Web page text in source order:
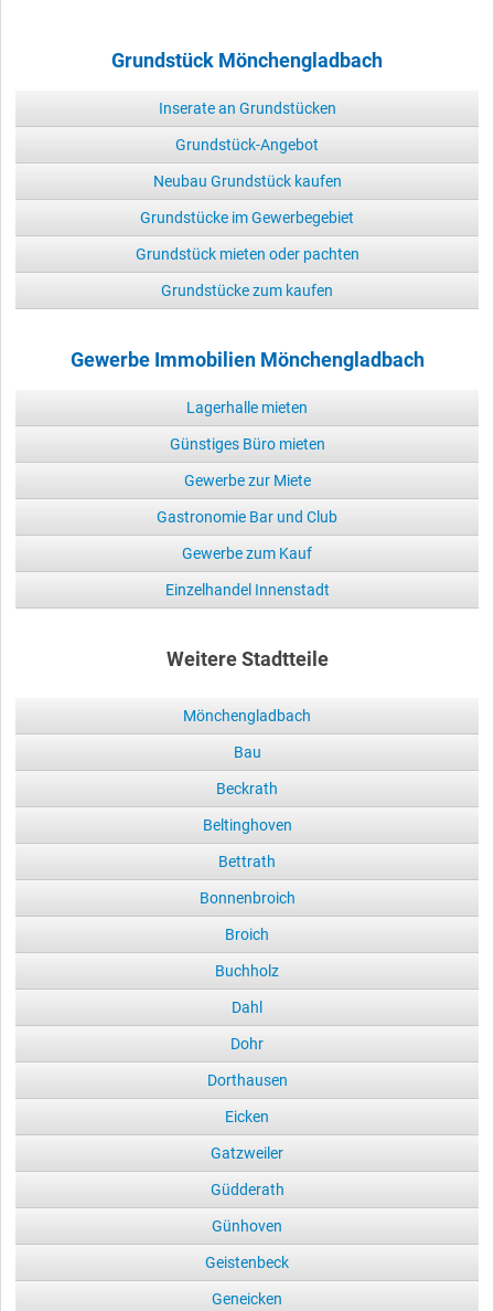
Grundstück Mönchengladbach
Inserate an Grundstücken
Grundstück-Angebot
Neubau Grundstück kaufen
Grundstücke im Gewerbegebiet
Grundstück mieten oder pachten
Grundstücke zum kaufen
Gewerbe Immobilien Mönchengladbach
Lagerhalle mieten
Günstiges Büro mieten
Gewerbe zur Miete
Gastronomie Bar und Club
Gewerbe zum Kauf
Einzelhandel Innenstadt
Weitere Stadtteile
Mönchengladbach
Bau
Beckrath
Beltinghoven
Bettrath
Bonnenbroich
Broich
Buchholz
Dahl
Dohr
Dorthausen
Eicken
Gatzweiler
Güdderath
Günhoven
Geistenbeck
Geneicken